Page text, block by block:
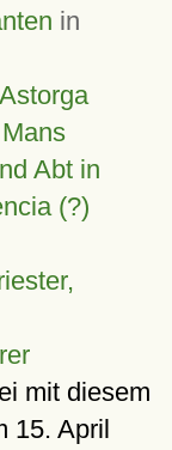
in
Abt in
(?)
mit diesem
15. April